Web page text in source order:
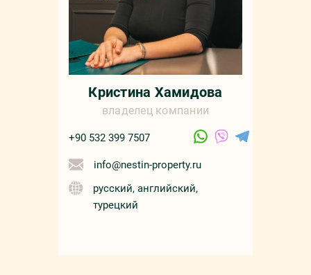
Кристина Хамидова
владелец компании
+90 532 399 7507
info@nestin-property.ru
русский, английский,
турецкий